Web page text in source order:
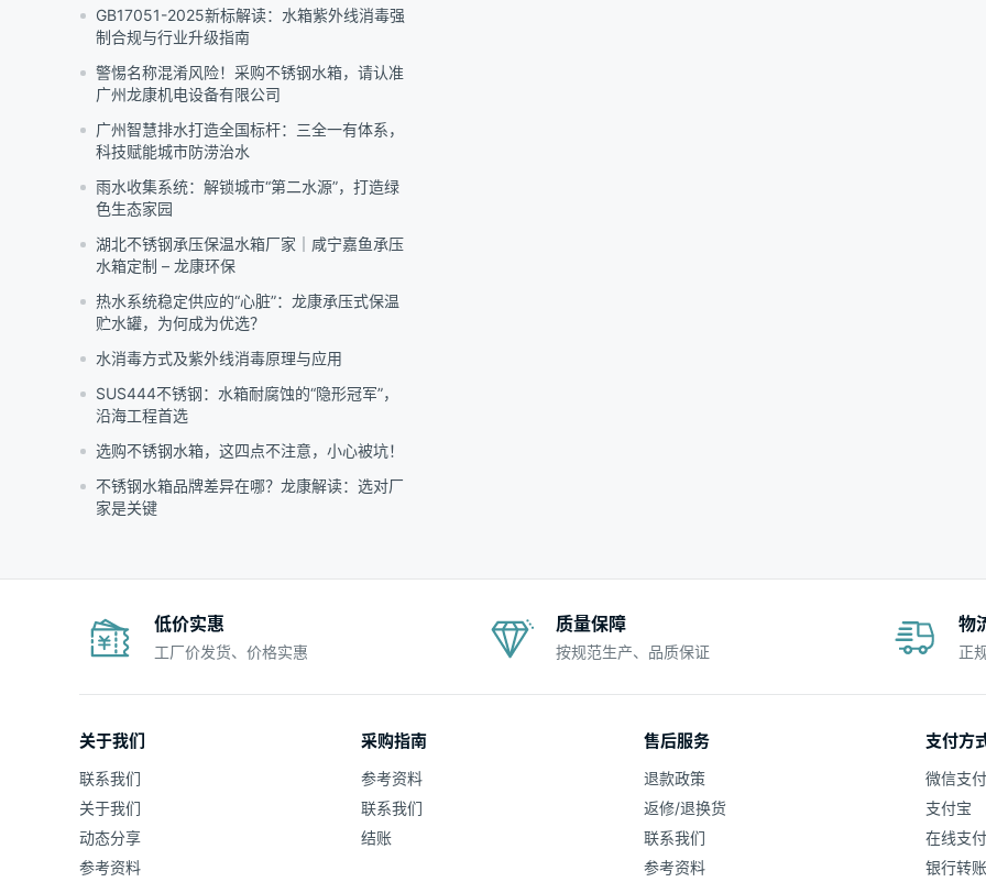
GB17051-2025新标解读：水箱紫外线消毒强
制合规与行业升级指南
警惕名称混淆风险！采购不锈钢水箱，请认准
广州龙康机电设备有限公司
广州智慧排水打造全国标杆：三全一有体系，
科技赋能城市防涝治水
雨水收集系统：解锁城市“第二水源”，打造绿
色生态家园
湖北不锈钢承压保温水箱厂家｜咸宁嘉鱼承压
水箱定制 – 龙康环保
热水系统稳定供应的“心脏”：龙康承压式保温
贮水罐，为何成为优选？
水消毒方式及紫外线消毒原理与应用
SUS444不锈钢：水箱耐腐蚀的“隐形冠军”，
沿海工程首选
选购不锈钢水箱，这四点不注意，小心被坑！
不锈钢水箱品牌差异在哪？龙康解读：选对厂
家是关键
低价实惠
工厂价发货、价格实惠
质量保障
按规范生产、品质保证
物
正
关于我们
联系我们
关于我们
动态分享
参考资料
采购指南
参考资料
联系我们
结账
售后服务
退款政策
返修/退换货
联系我们
参考资料
支付方
微信支付
支付宝
在线支付
银行转账